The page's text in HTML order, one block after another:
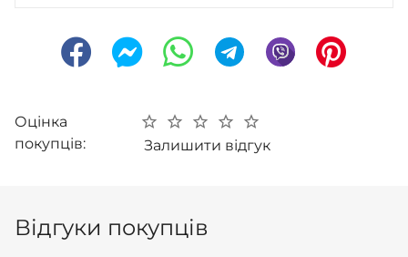
Оцінка
покупців:
Залишити відгук
Відгуки покупців